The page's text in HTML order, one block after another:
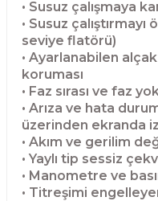
• Susuz çalışmaya
• Susuz
seviye flatörü)
• Ayarlanabilen
koruması
• Faz sırası ve faz
• Arıza ve hata
üzerinden ekranda
• Akım ve gerilim
• Yaylı tip sessiz
• Manometre ve
• Titreşimi